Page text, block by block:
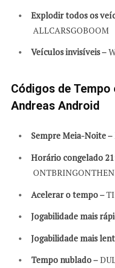
Explodir todos os
ALLCARSGOBOOM
Veículos invisíveis –
Códigos de Tempo
Andreas Android
Sempre Meia-Noite –
Horário congelado
Acelerar o tempo –
Jogabilidade mais
Jogabilidade mais
Tempo nublado –